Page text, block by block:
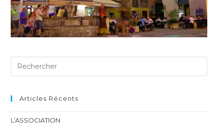
Articles Récents
L’ASSOCIATION